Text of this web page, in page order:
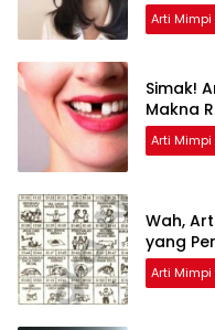
Arti Mimpi
Simak!
Makna
Arti Mimpi
Wah,
yang
Arti Mimpi